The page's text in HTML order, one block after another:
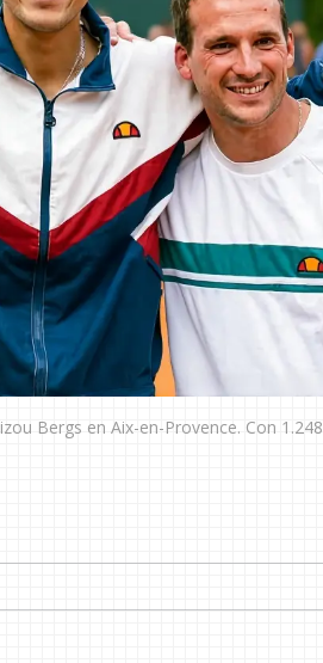
Bergs en Aix-en-Provence. Con